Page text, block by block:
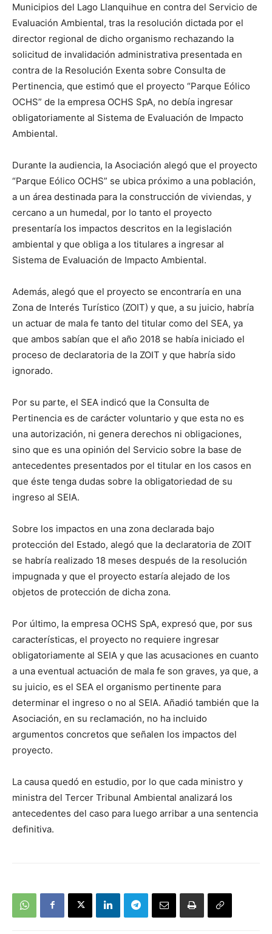
Municipios del Lago Llanquihue en contra del Servicio de
Evaluación Ambiental, tras la resolución dictada por el
director regional de dicho organismo rechazando la
solicitud de invalidación administrativa presentada en
contra de la Resolución Exenta sobre Consulta de
Pertinencia, que estimó que el proyecto “Parque Eólico
OCHS” de la empresa OCHS SpA, no debía ingresar
obligatoriamente al Sistema de Evaluación de Impacto
Ambiental.
Durante la audiencia, la Asociación alegó que el proyecto
“Parque Eólico OCHS” se ubica próximo a una población,
a un área destinada para la construcción de viviendas, y
cercano a un humedal, por lo tanto el proyecto
presentaría los impactos descritos en la legislación
ambiental y que obliga a los titulares a ingresar al
Sistema de Evaluación de Impacto Ambiental.
Además, alegó que el proyecto se encontraría en una
Zona de Interés Turístico (ZOIT) y que, a su juicio, habría
un actuar de mala fe tanto del titular como del SEA, ya
que ambos sabían que el año 2018 se había iniciado el
proceso de declaratoria de la ZOIT y que habría sido
ignorado.
Por su parte, el SEA indicó que la Consulta de
Pertinencia es de carácter voluntario y que esta no es
una autorización, ni genera derechos ni obligaciones,
sino que es una opinión del Servicio sobre la base de
antecedentes presentados por el titular en los casos en
que éste tenga dudas sobre la obligatoriedad de su
ingreso al SEIA.
Sobre los impactos en una zona declarada bajo
protección del Estado, alegó que la declaratoria de ZOIT
se habría realizado 18 meses después de la resolución
impugnada y que el proyecto estaría alejado de los
objetos de protección de dicha zona.
Por último, la empresa OCHS SpA, expresó que, por sus
características, el proyecto no requiere ingresar
obligatoriamente al SEIA y que las acusaciones en cuanto
a una eventual actuación de mala fe son graves, ya que, a
su juicio, es el SEA el organismo pertinente para
determinar el ingreso o no al SEIA. Añadió también que la
Asociación, en su reclamación, no ha incluido
argumentos concretos que señalen los impactos del
proyecto.
La causa quedó en estudio, por lo que cada ministro y
ministra del Tercer Tribunal Ambiental analizará los
antecedentes del caso para luego arribar a una sentencia
definitiva.